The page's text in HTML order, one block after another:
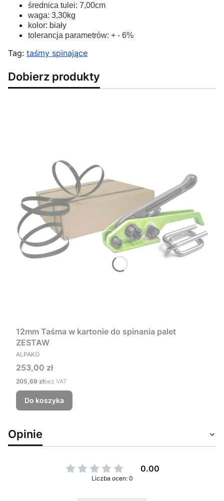
średnica tulei: 7,00cm
waga: 3,30kg
kolor: biały
tolerancja parametrów: + - 6%
Tag: taśmy spinające
Dobierz produkty
12mm Taśma w kartonie do spinania palet
ZESTAW
PRODUCENT
ALPAKO
Cena
253,00 zł
Cena
205,69 złbez VAT
Do koszyka
Opinie
0.00
Liczba ocen: 0